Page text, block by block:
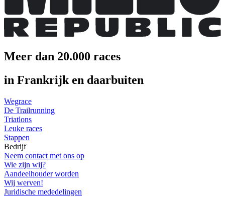
Meer dan 20.000 races
in Frankrijk en daarbuiten
Wegrace
De Trailrunning
Triatlons
Leuke races
Stappen
Bedrijf
Neem contact met ons op
Wie zijn wij?
Aandeelhouder worden
Wij werven!
Juridische mededelingen